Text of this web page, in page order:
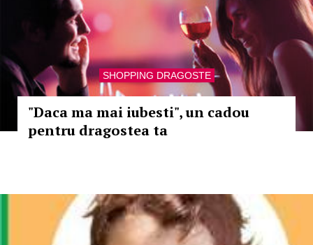
SHOPPING DRAGOSTE
"Daca ma mai iubesti", un cadou
pentru dragostea ta